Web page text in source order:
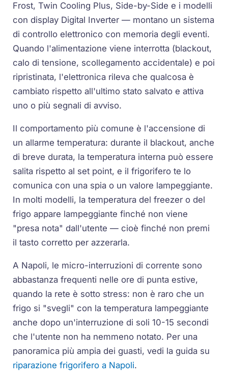
Frost,Twin Cooling Plus, Side-by-Side e i modelli
con display Digital Inverter — montano un sistema
di controllo elettronico con memoria degli eventi.
Quando l'alimentazione viene interrotta (blackout,
calo di tensione, scollegamento accidentale) e poi
ripristinata, l'elettronica rileva che qualcosa è
cambiato rispetto all'ultimo stato salvato e attiva
uno o più segnali di avviso.
Il comportamento più comune è l'accensione di
unallarme temperatura: durante il blackout, anche
di breve durata, la temperatura interna può essere
salita rispetto al set point, e il frigorifero te lo
comunica con una spia o un valore lampeggiante.
In molti modelli, la temperatura del freezer o del
frigo appare lampeggiante finché non viene
"presa nota" dall'utente — cioè finché non premi
il tasto corretto per azzerarla.
A Napoli, le micro-interruzioni di corrente sono
abbastanza frequenti nelle ore di punta estive,
quando la rete è sotto stress: non è raro che un
frigo si "svegli" con la temperatura lampeggiante
anche dopo un'interruzione di soli 10-15 secondi
che l'utente non ha nemmeno notato. Per una
panoramica più ampia dei guasti, vedi la guida su
riparazione frigorifero a Napoli.